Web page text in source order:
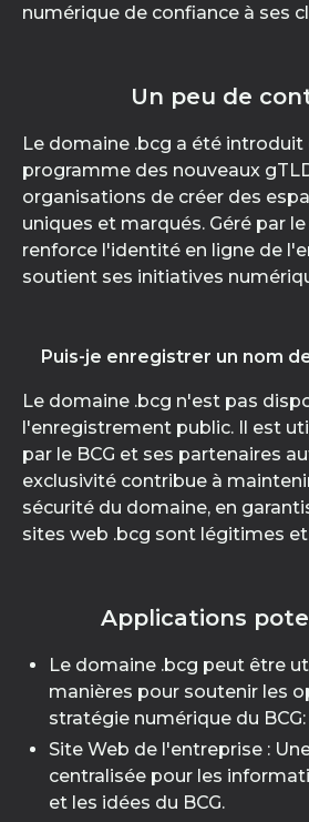
numérique de confiance à ses
Un peu de
Le domaine .bcg a été introduit
programme des nouveaux
organisations de créer des
uniques et marqués. Géré par
renforce l'identité en ligne de
soutient ses initiatives
Puis-je enregistrer un nom
Le domaine .bcg n'est pas
l'enregistrement public. Il est
par le BCG et ses partenaires
exclusivité contribue à
sécurité du domaine, en
sites web .bcg sont légitimes et
Applications
Le domaine .bcg peut être
manières pour soutenir les
stratégie numérique du BCG:
Site Web de l'entreprise :
centralisée pour les
et les idées du BCG.